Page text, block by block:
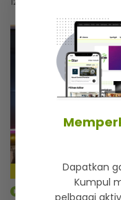
mStar | Hiburan
Dapatkan
Kumpul
pelbagai